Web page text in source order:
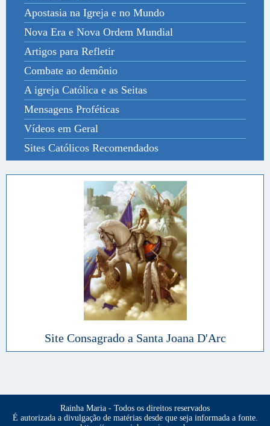
Apostasia na Igreja e no Mundo
Nova Era e Nova Ordem Mundial
Artigos para Refletir
Combate ao demônio
A igreja Católica e as Seitas
Mensagens Proféticas
Vídeos em Geral
Sites Católicos Recomendados
Site Consagrado a Santa Joana D'Arc
Rainha Maria - Todos os direitos reservados
É autorizada a divulgação de matérias desde que seja informada a fonte.